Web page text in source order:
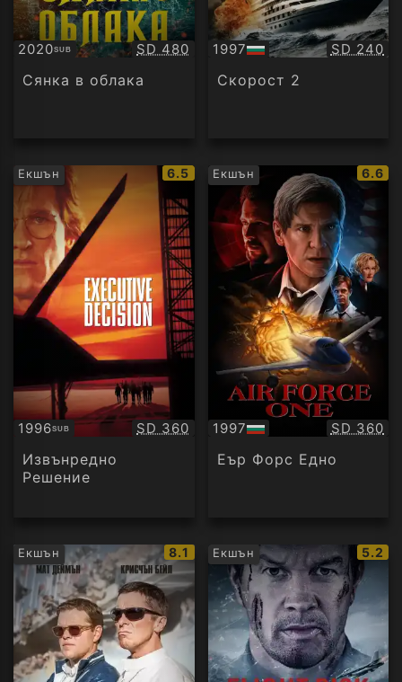
2020SUB
Субтитри Качество:
SD 480
Сянка в облака
1997
БГ
аудио
SD 240
Скорост 2
Екшън
IMDb
рейтинг:
6.5
1996SUB
Субтитри Качество:
SD 360
Извънредно
Решение
Екшън
IMDb
6.6
1997
БГ
аудио
SD 360
Еър Форс Едно
Екшън
IMDb
рейтинг:
8.1 Екшън
IMDb
5.2